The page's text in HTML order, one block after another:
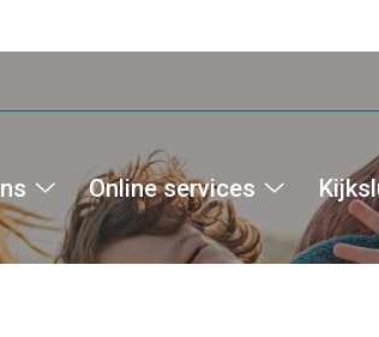
Over
ons
Online services
Online
services